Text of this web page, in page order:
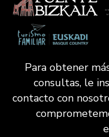
Para obtener
consultas, le
contacto con